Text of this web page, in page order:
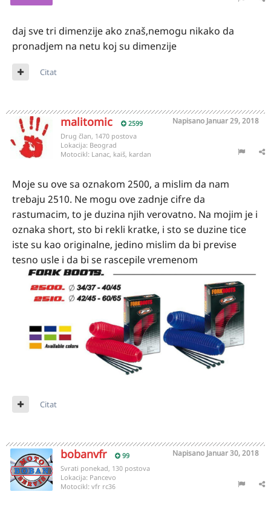
daj sve tri dimenzije ako znaš,nemogu nikako da
pronadjem na netu koj su dimenzije
Citat
malitomic 2599 Napisano Januar 29, 2018
Drug član, 1470 postova
Lokacija: Beograd
Motocikl: Lanac, kaiš, kardan
Moje su ove sa oznakom 2500, a mislim da nam
trebaju 2510. Ne mogu ove zadnje cifre da
rastumacim, to je duzina njih verovatno. Na mojim je i
oznaka short, sto bi rekli kratke, i sto se duzine tice
iste su kao originalne, jedino mislim da bi previse
tesno usle i da bi se rascepile vremenom
Citat
bobanvfr 99 Napisano Januar 30, 2018
Svrati ponekad, 130 postova
Lokacija: Pancevo
Motocikl: vfr rc36